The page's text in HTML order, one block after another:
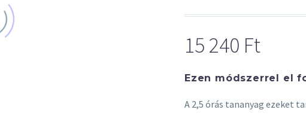
15 240 Ft
Ezen módszerrel el
A 2,5 órás tananyag ezeket